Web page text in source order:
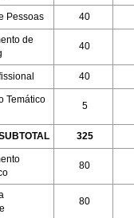
Pessoas 40
de
40
40
Temático
5
325
80
80